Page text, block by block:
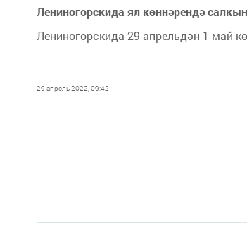
Лениногорскида ял көннәрендә
Лениногорскида 29 апрельдән 1 май
29 апрель 2022, 09:42